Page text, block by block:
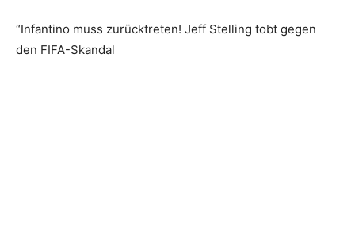
“Infantino muss zurücktreten! Jeff Stelling tobt gegen
den FIFA-Skandal